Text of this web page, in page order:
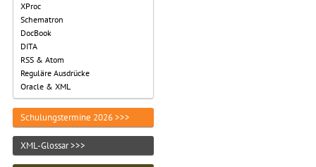
XProc
Schematron
DocBook
DITA
RSS & Atom
Reguläre Ausdrücke
Oracle & XML
Schulungstermine 2026 >>>
XML-Glossar >>>